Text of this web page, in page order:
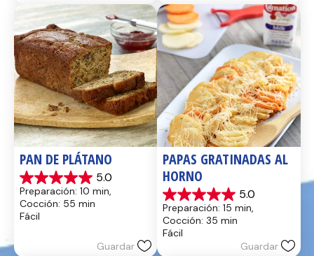
reseñas
reseñas
PAN DE PLÁTANO
5.0
5.0
de
5
estrellas.
Preparación: 10 min,
Cocción: 55 min
Fácil
Guardar
PAPAS GRATINADAS AL
HORNO
5.0
5.0
de
5
estrellas.
Preparación: 15 min,
Cocción: 35 min
Fácil
Guardar